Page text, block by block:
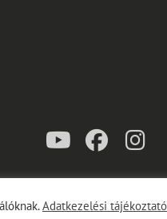
youtube
Adatkezelési tájékoztató